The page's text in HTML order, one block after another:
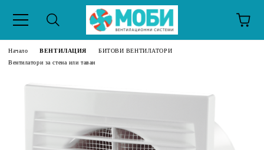
Начало ВЕНТИЛАЦИЯ
БИТОВИ ВЕНТИЛАТОРИ
Вентилатори за стена или таван